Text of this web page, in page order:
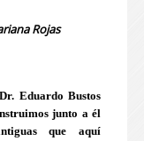
Rojas
Eduardo Bustos
junto a él
que aquí